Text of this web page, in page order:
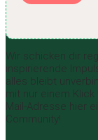
Wir schicken dir
inspirierende
alles bleibt
mit nur einem
Mail-Adresse hier
Community!